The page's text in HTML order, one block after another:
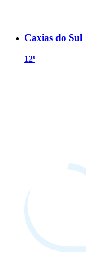
Caxias do Sul
12º